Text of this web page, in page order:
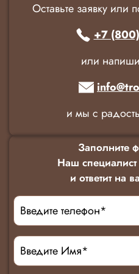
Оставьте заявку или
+7
или
и мы с
Заполните
Наш
и ответит на